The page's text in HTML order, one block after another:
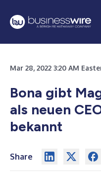
Mar 28, 2022 3:20 AM
Bona gibt
als neuen
bekannt
Share